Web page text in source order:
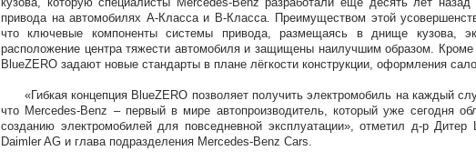
привода на автомобилях А-Класса и В-Класса. Преимуществом этой
что ключевые компоненты системы привода, размещаясь в днище кузова,
расположение центра тяжести автомобиля и защищены наилучшим образом.
BlueZERO задают новые стандарты в плане лёгкости конструкции, оформления
«Гибкая концепция BlueZERO позволяет получить электромобиль на каждый
что Mercedes-Benz – первый в мире автопроизводитель, который уже сегодня
созданию электромобилей для повседневной эксплуатации», отметил д-р
Daimler AG и глава подразделения Mercedes-Benz Cars.